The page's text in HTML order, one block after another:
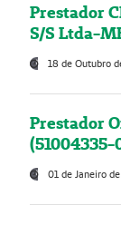
Prestador
S/S Ltda-
18 de Outubro
Prestador
(51004335-
01 de Janeiro